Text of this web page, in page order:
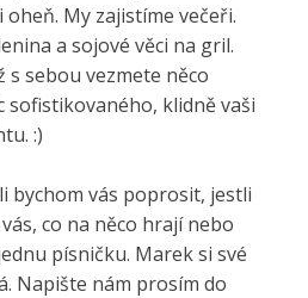
My zajistíme večeři.
a sojové věci na gril.
s sebou vezmete něco
sofistikovaného, klidně vaši
:)
bychom vás poprosit, jestli
co na něco hrají nebo
písničku. Marek si své
Napište nám prosím do